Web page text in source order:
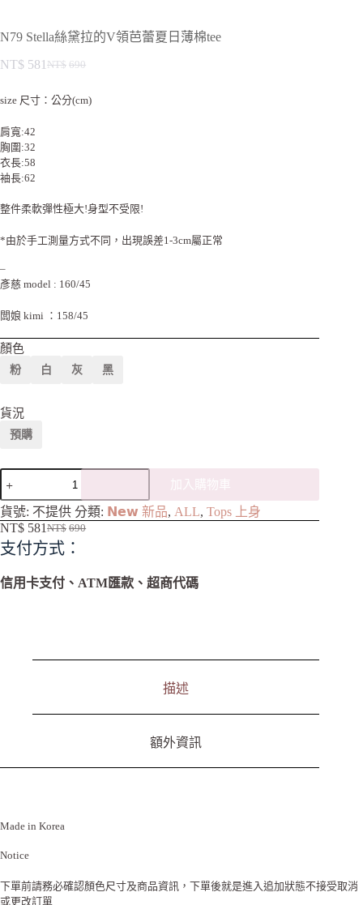
N79 Stella絲黛拉的V領芭蕾夏日薄棉tee
NT$ 690
NT$ 581
size 尺寸：公分(cm)
肩寬:42
胸圍:32
衣長:58
袖長:62
整件柔軟彈性極大!身型不受限!
*由於手工測量方式不同，出現誤差1-3cm屬正常
–
彥慈 model : 160/45
闆娘 kimi ：158/45
顏色
粉 白 灰 黑
貨況
預購
加入購物車
A
l
e
n
貨號: 不提供 分類: 𝗡𝗲𝘄 新品, ALL, Tops 上身
NT$ 690
NT$ 581
支付方式：
信用卡支付、ATM匯款、超商代碼
描述
額外資訊
Made in Korea
Notice
下單前請務必確認顏色尺寸及商品資訊，下單後就是進入追加狀態不接受取消
或更改訂單